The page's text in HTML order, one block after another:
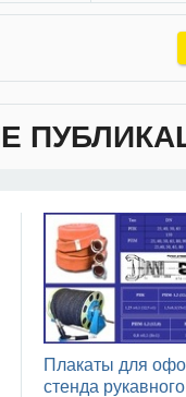
Плакаты для
стенда